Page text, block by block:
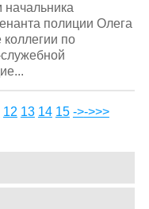
начальника
полиции Олега
коллегии по
12 13 14 15 ->->>>